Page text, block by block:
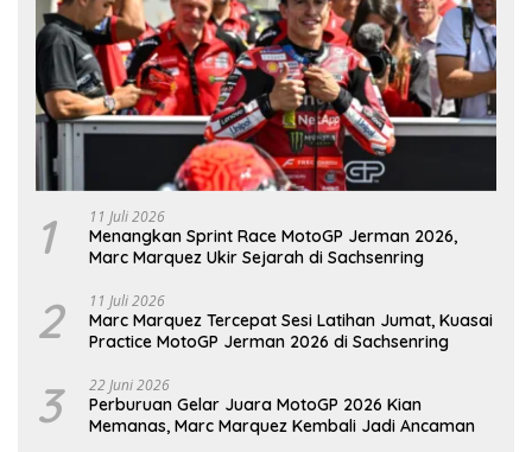
1 11 Juli 2026
Menangkan Sprint Race MotoGP Jerman 2026,
Marc Marquez Ukir Sejarah di Sachsenring
2 11 Juli 2026
Marc Marquez Tercepat Sesi Latihan Jumat, Kuasai
Practice MotoGP Jerman 2026 di Sachsenring
3 22 Juni 2026
Perburuan Gelar Juara MotoGP 2026 Kian
Memanas, Marc Marquez Kembali Jadi Ancaman